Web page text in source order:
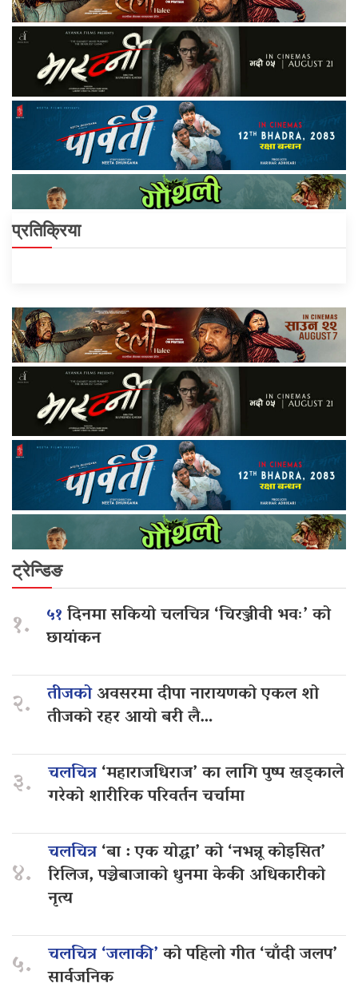
प्रतिक्रिया
ट्रेन्डिङ
१. ५१दिनमा सकियो चलचित्र ‘चिरञ्जीवी भवः’ को
छायांकन
२. तीजकोअवसरमा दीपा नारायणको एकल शो
तीजको रहर आयो बरी लै…
३. चलचित्र‘महाराजधिराज’ का लागि पुष्प खड्काले
गरेको शारीरिक परिवर्तन चर्चामा
४.
चलचित्र‘बा : एक योद्धा’ को ‘नभन्नू कोइसित’
रिलिज, पञ्चेबाजाको धुनमा केकी अधिकारीको
नृत्य
५. चलचित्र ‘जलाकी’को पहिलो गीत ‘चाँदी जलप’
सार्वजनिक